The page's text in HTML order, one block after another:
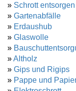
» Schrott entsorgen
» Gartenabfälle
» Erdaushub
» Glaswolle
»
»Altholz
» Gips und Rigips
» Pappe und